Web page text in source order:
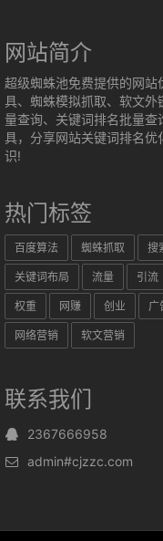
网站简介
超级蜘蛛池免费提供的网站
具、蜘蛛模拟抓取、软文
量查询、关键词排名批量
具，分享网站关键词排名
识!
热门标签
百度算法 蜘蛛抓取 搜
关键词布局 流量 引流
权重 网赚 创业 广
网络营销 软文营销
联系我们
2367666958
admin#cjzzc.com